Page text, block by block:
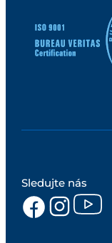
Sledujte nás